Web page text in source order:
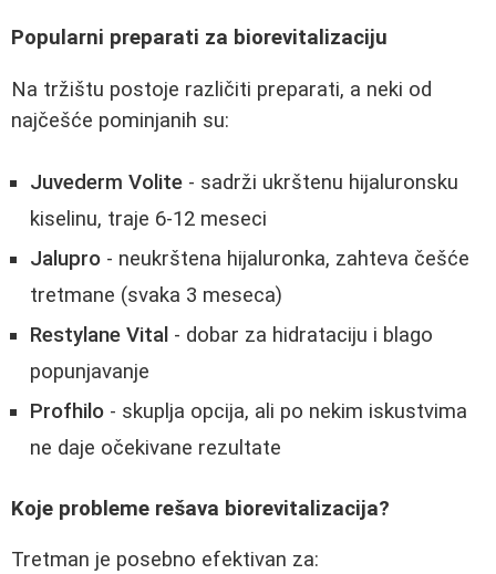
Popularni preparati za biorevitalizaciju
Na tržištu postoje različiti preparati, a neki od
najčešće pominjanih su:
Juvederm Volite - sadrži ukrštenu hijaluronsku
kiselinu, traje 6-12 meseci
Jalupro - neukrštena hijaluronka, zahteva češće
tretmane (svaka 3 meseca)
Restylane Vital - dobar za hidrataciju i blago
popunjavanje
Profhilo - skuplja opcija, ali po nekim iskustvima
ne daje očekivane rezultate
Koje probleme rešava biorevitalizacija?
Tretman je posebno efektivan za: